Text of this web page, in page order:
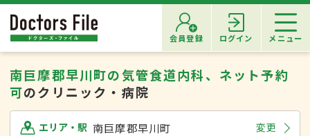
会員登録 ログイン メニュー
南巨摩郡早川町の気管食道内科、ネット予約
可のクリニック・病院
エリア・駅 南巨摩郡早川町 変更